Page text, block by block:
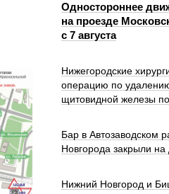
Одностороннее
на проезде
с 7 августа
Нижегородские
операцию по
щитовидной железы
Бар в Автозаводском
Новгорода закрыли
Нижний Новгород и